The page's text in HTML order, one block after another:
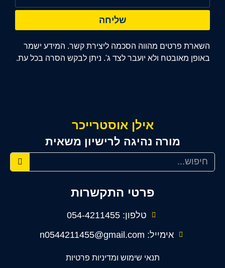
פרטי התקשרות
טלפון: 054-4211455
אימייל: n0544211455@gmail.com
תנאי שימוש ומדיניות פרטיות
אילן אוסטרייכר
מורה נהיגה לרישיון משאית
שליחה
השארת פרטים מהווה הסכמה ליצירת קשר. המידע ישמר
באופן מאובטח ולא יועבר לצד ג'. ניתן לבקש הסרה בכל עת.